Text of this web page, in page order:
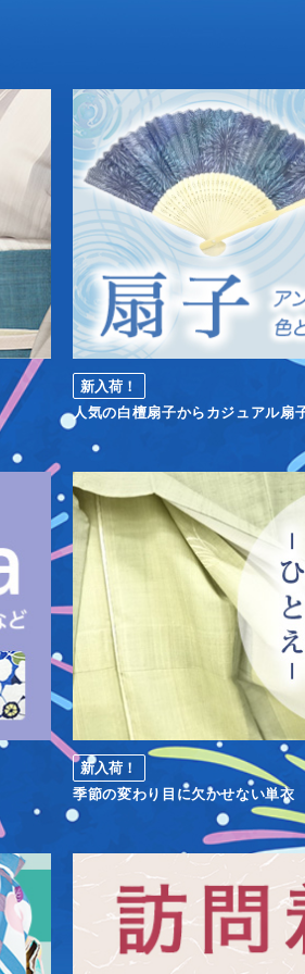
新入荷！
人気の白檀扇子からカジュアル扇
新入荷！
季節の変わり目に欠かせない単衣